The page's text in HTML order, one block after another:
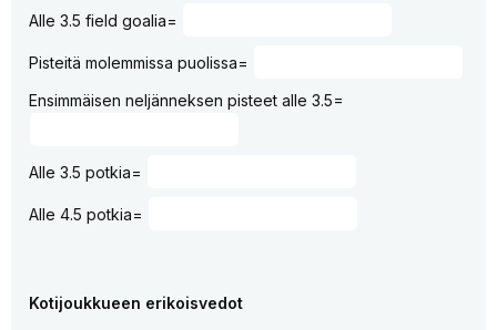
Alle 3.5 field goalia=
Pisteitä molemmissa puolissa=
Ensimmäisen neljänneksen pisteet alle 3.5=
Alle 3.5 potkia=
Alle 4.5 potkia=
Kotijoukkueen erikoisvedot